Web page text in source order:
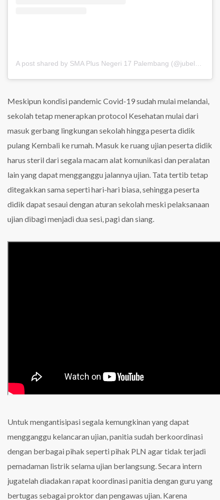
A post shared by SMA Plus Negeri 17 Palembang (@jubel_update)
Meskipun kondisi pandemic Covid-19 sudah mulai melandai,
sekolah tetap menerapkan protocol Kesehatan mulai dari
masuk gerbang lingkungan sekolah hingga peserta didik
pulang Kembali ke rumah. Masuk ke ruang ujian peserta didik
harus steril dari segala macam alat komunikasi dan peralatan
lain yang dapat mengganggu jalannya ujian. Tata tertib tetap
ditegakkan sama seperti hari-hari biasa, sehingga peserta
didik dapat sesaui dengan aturan sekolah meski pelaksanaan
ujian dibagi menjadi dua sesi, pagi dan siang.
Untuk mengantisipasi segala kemungkinan yang dapat
mengganggu kelancaran ujian, panitia sudah berkoordinasi
dengan berbagai pihak seperti pihak PLN agar tidak terjadi
pemadaman listrik selama ujian berlangsung. Secara intern
jugatelah diadakan rapat koordinasi panitia dengan guru yang
bertugas sebagai proktor dan pengawas ujian. Karena